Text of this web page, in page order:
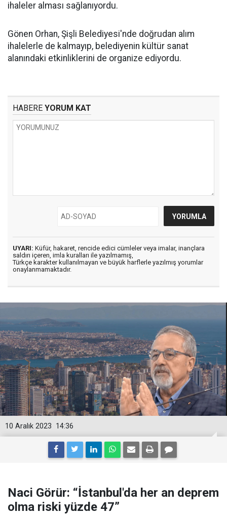
ihaleler alması sağlanıyordu.
Gönen Orhan, Şişli Belediyesi'nde doğrudan alım
ihalelerle de kalmayıp, belediyenin kültür sanat
alanındaki etkinliklerini de organize ediyordu.
HABERE YORUM KAT
UYARI: Küfür, hakaret, rencide edici cümleler veya imalar, inançlara
saldırı içeren, imla kuralları ile yazılmamış,
Türkçe karakter kullanılmayan ve büyük harflerle yazılmış yorumlar
onaylanmamaktadır.
14:36
10 Aralık 2023
Naci Görür: “İstanbul'da her an deprem
olma riski yüzde 47”